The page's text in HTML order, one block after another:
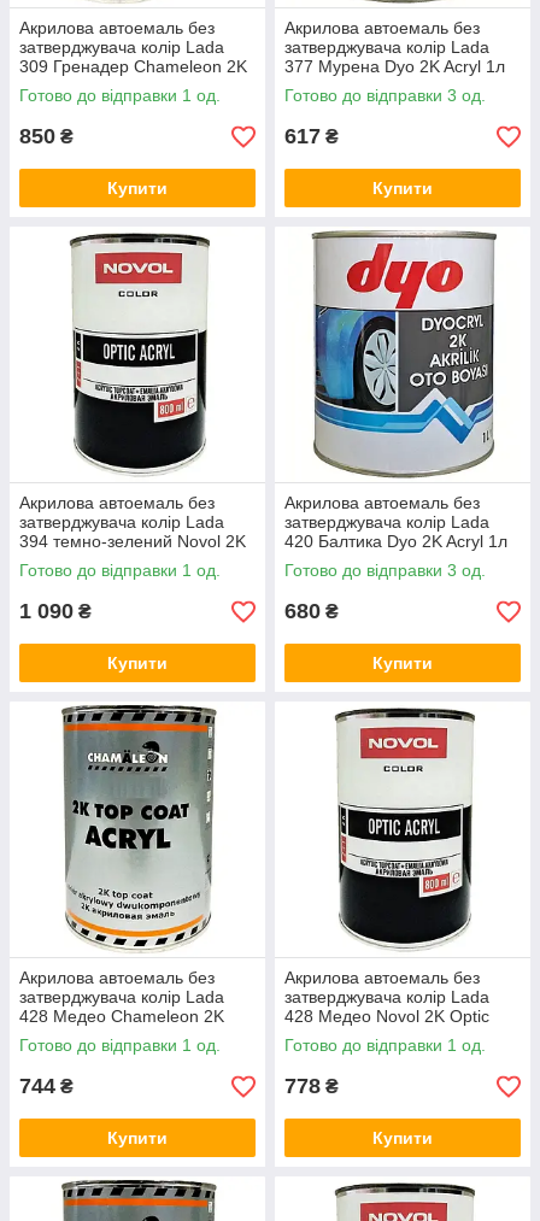
Акрилова автоемаль без
затверджувача колір Lada
309 Гренадер Chameleon 2K
Top Coat Acryl 800мл
Готово до відправки 1 од.
850 ₴
Купити
Акрилова автоемаль без
затверджувача колір Lada
377 Мурена Dyo 2K Acryl 1л
Готово до відправки 3 од.
617 ₴
Купити
Акрилова автоемаль без
затверджувача колір Lada
394 темно-зелений Novol 2K
Optic Acryl 800мл
Готово до відправки 1 од.
1 090 ₴
Купити
Акрилова автоемаль без
затверджувача колір Lada
420 Балтика Dyo 2K Acryl 1л
Готово до відправки 3 од.
680 ₴
Купити
Акрилова автоемаль без
затверджувача колір Lada
428 Медео Chameleon 2K
Top Coat Acryl 800мл
Готово до відправки 1 од.
744 ₴
Купити
Акрилова автоемаль без
затверджувача колір Lada
428 Медео Novol 2K Optic
Acryl 800мл
Готово до відправки 1 од.
778 ₴
Купити